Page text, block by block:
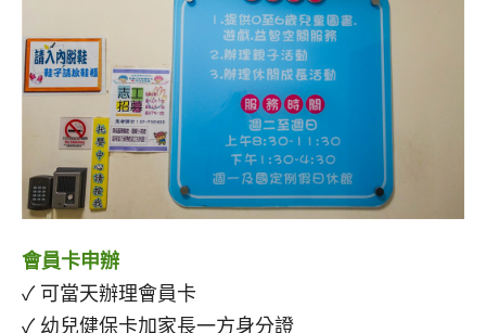
會員卡申辦
✓ 可當天辦理會員卡
✓ 幼兒健保卡加家長一方身分證